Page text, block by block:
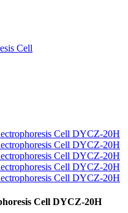
Cell
Cell DYCZ-20H